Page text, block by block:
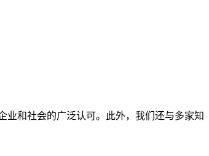
和社会的广泛认可。此外，我们还与多家知